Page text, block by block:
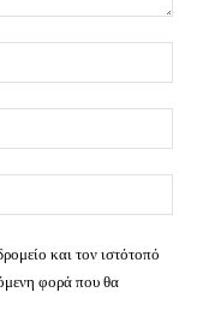
και τον ιστότοπό
φορά που θα